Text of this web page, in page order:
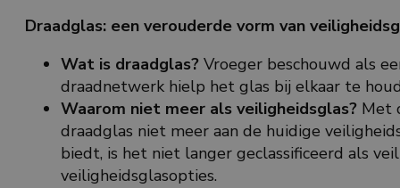
Draadglas: een verouderde vorm van
Wat is draadglas? Vroeger beschouwd als
draadnetwerk hielp het glas bij elkaar te
Waarom niet meer als veiligheidsglas? Met
draadglas niet meer aan de huidige
biedt, is het niet langer geclassificeerd als
veiligheidsglasopties.